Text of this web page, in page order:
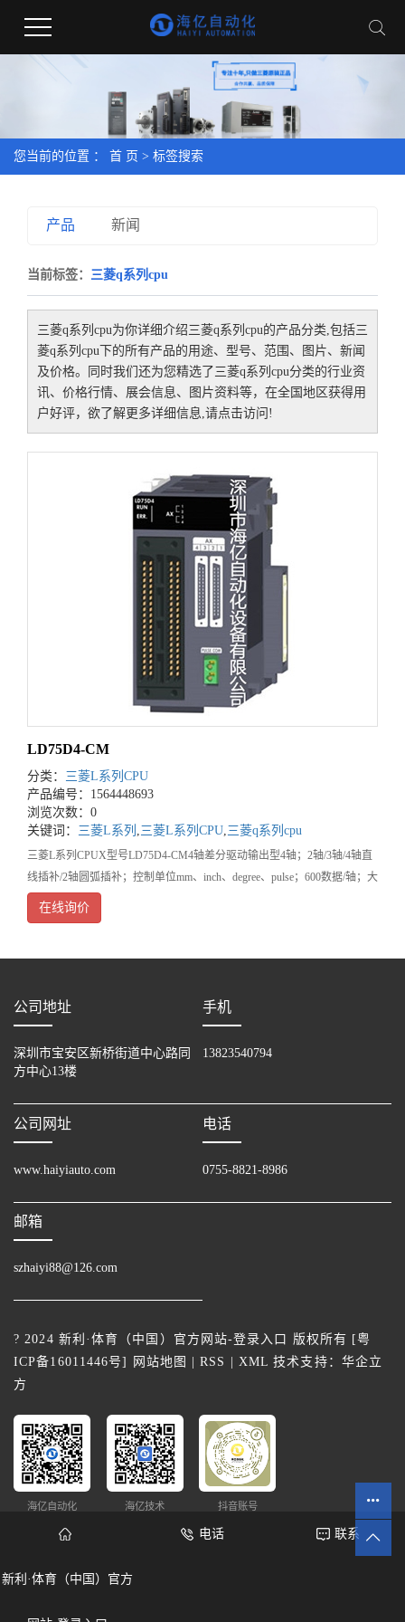
您当前的位置 ： 首 页 > 标签搜索
产品 新闻
当前标签： 三菱q系列cpu
三菱q系列cpu为你详细介绍三菱q系列cpu的产品分类,包括三
菱q系列cpu 下的所有产品的用途、型号、范围、图片、新闻
及价格。同时我们还为您精选了 三菱q系列cpu分类的行业资
讯、价格行情、展会信息、图片资料等，在全国地区获得用
户好评，欲了解更多详细信息,请点击访问!
LD75D4-CM
分类： 三菱L系列CPU
产品编号：1564448693
浏览次数：0
关键词： 三菱L系列 ,三菱L系列CPU,三菱q系列cpu
三菱L系列CPUX型号LD75D4-CM4轴差分驱动输出型4轴；2轴/3轴/4轴直
线插补/2轴圆弧插补；控制单位mm、inch、degree、pulse；600数据/轴；大
脉冲输出4Mpps；40-针脚连接器；差动驱动输出型。&
在线询价
公司地址
深圳市宝安区新桥街道中心路同
方中心13楼
手机
13823540794
公司网址
www.haiyiauto.com
电话
0755-8821-8986
邮箱
szhaiyi88@126.com
? 2024 新利·体育（中国）官方网站-登录入口 版权所有 [粤
ICP备16011446号] 网站地图 |RSS XML 技术支持： 华企立
方
海亿自动化 海亿技术 抖音账号
新利·体育（中国）官方
电话 联系